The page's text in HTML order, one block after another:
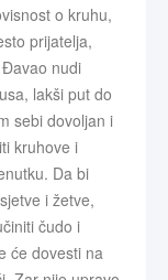
o kruhu,
prijatelja,
nudi
lakši put do
sebi dovoljan i
kruhove i
Da bi
i žetve,
čudo i
će dovesti na